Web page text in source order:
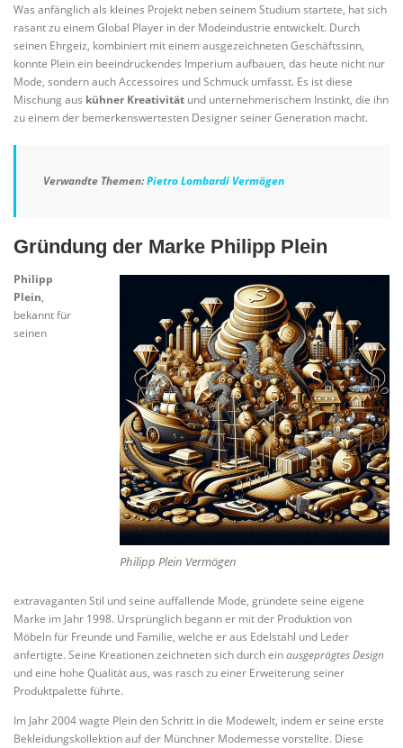
Was anfänglich als kleines Projekt neben seinem Studium startete, hat sich
rasant zu einem Global Player in der Modeindustrie entwickelt. Durch
seinen Ehrgeiz, kombiniert mit einem ausgezeichneten Geschäftssinn,
konnte Plein ein beeindruckendes Imperium aufbauen, das heute nicht nur
Mode, sondern auch Accessoires und Schmuck umfasst. Es ist diese
Mischung aus kühner Kreativität und unternehmerischem Instinkt, die ihn
zu einem der bemerkenswertesten Designer seiner Generation macht.
Verwandte Themen:Pietro Lombardi Vermögen
Gründung der Marke Philipp Plein
Philipp Plein Vermögen
Philipp
Plein,
bekannt für
seinen
extravaganten Stil und seine auffallende Mode, gründete seine eigene
Marke im Jahr 1998. Ursprünglich begann er mit der Produktion von
Möbeln für Freunde und Familie, welche er aus Edelstahl und Leder
anfertigte. Seine Kreationen zeichneten sich durch einausgeprägtes Design
und eine hohe Qualität aus, was rasch zu einer Erweiterung seiner
Produktpalette führte.
Im Jahr 2004 wagte Plein den Schritt in die Modewelt, indem er seine erste
Bekleidungskollektion auf der Münchner Modemesse vorstellte. Diese